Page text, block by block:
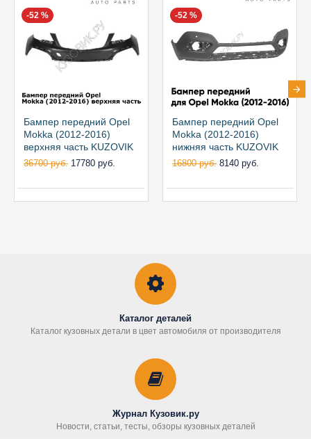
-52 %
Бампер передний Opel
Mokka (2012-2016)
верхняя часть KUZOVIK
36700 руб. 17780 руб.
-52 %
Бампер передний Opel
Mokka (2012-2016)
нижняя часть KUZOVIK
16800 руб. 8140 руб.
Каталог деталей
Каталог кузовных детали в цвет автомобиля от производителя
Журнал Кузовик.ру
Новости, статьи, тесты, обзоры кузовных деталей